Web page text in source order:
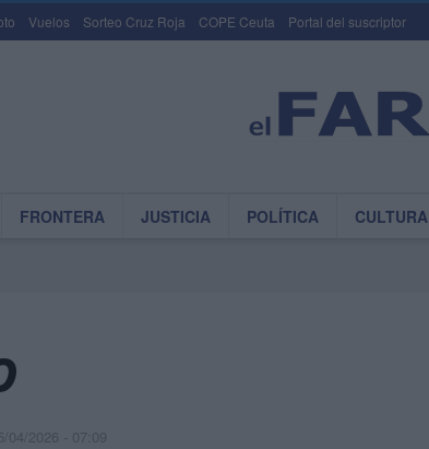
Vuelos Sorteo Cruz Roja COPE Ceuta Portal del suscriptor
FRONTERA JUSTICIA POLÍTICA CULTURA
04/2026 - 07:09